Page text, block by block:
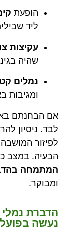
הופעת
ליד
עקיצות
שהיה
נמלים
ומגיבות
אם הבחנתם
לבד. ניסיון
לפיזור
הבעיה. במצב
המתמחה
ומבוקר.
הדברת נמלי
נעשה